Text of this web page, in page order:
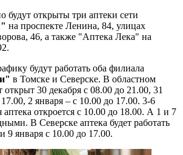
будут открыты три аптеки сети
на проспекте Ленина, 84, улицах
46, а также "Аптека Лека" на
будут работать оба филиала
в Томске и Северске. В областном
открыт 30 декабря с 08.00 до 21.00, 31
2 января – с 10.00 до 17.00. 3-6
аптека откроется с 10.00 до 18.00. А 1 и 7
В Северске аптека будет работать
9 января с 10.00 до 17.00.